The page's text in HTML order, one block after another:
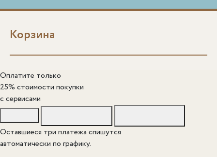
Корзина
Оплатите только
25% стоимости покупки
c сервисами
Оставшиеся три платежа спишутся
автоматически по графику.